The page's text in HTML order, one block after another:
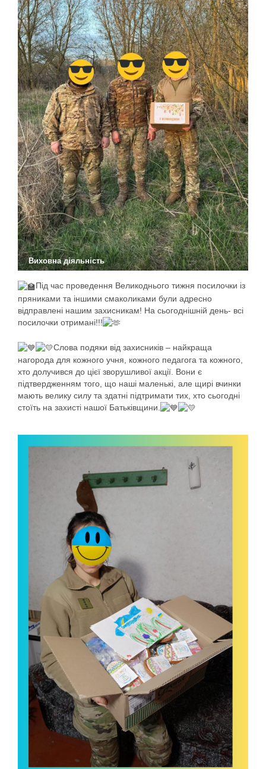
Виховна діяльність
Під час проведення Великоднього тижня посилочки із
пряниками та іншими смаколиками були адресно
відправлені нашим захисникам! На сьогоднішній день- всі
посилочки отримані!!!
Слова подяки від захисників – найкраща
нагорода для кожного учня, кожного педагога та кожного,
хто долучився до цієї зворушливої акції. Вони є
підтвердженням того, що наші маленькі, але щирі вчинки
мають велику силу та здатні підтримати тих, хто сьогодні
стоїть на захисті нашої Батьківщини.